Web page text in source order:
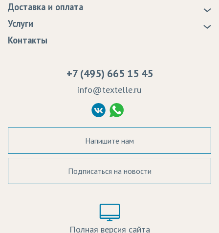
Статьи
Программа лояльности
Сертификаты качества
Судебные решения
Политика Конфиденциальности
Согласие на обработку ПД
Доставка и оплата
Доставка
Оплата
Услуги
Образцы
Контакты
+7 (495) 665 15 45
info@textelle.ru
Напишите нам
Подписаться на новости
Полная версия сайта